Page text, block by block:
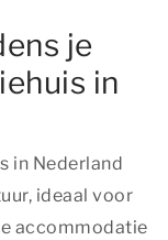
je
in
in Nederland
ideaal voor
accommodatie